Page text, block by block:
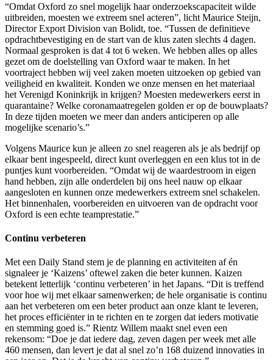
“Omdat Oxford zo snel mogelijk haar onderzoekscapaciteit wilde
uitbreiden, moesten we extreem snel acteren”, licht Maurice Steijn,
Director Export Division van Bolidt, toe. “Tussen de definitieve
opdrachtbevestiging en de start van de klus zaten slechts 4 dagen.
Normaal gesproken is dat 4 tot 6 weken. We hebben alles op alles
gezet om de doelstelling van Oxford waar te maken. In het
voortraject hebben wij veel zaken moeten uitzoeken op gebied van
veiligheid en kwaliteit. Konden we onze mensen en het materiaal
het Verenigd Koninkrijk in krijgen? Moesten medewerkers eerst in
quarantaine? Welke coronamaatregelen golden er op de bouwplaats?
In deze tijden moeten we meer dan anders anticiperen op alle
mogelijke scenario’s.”
Volgens Maurice kun je alleen zo snel reageren als je als bedrijf op
elkaar bent ingespeeld, direct kunt overleggen en een klus tot in de
puntjes kunt voorbereiden. “Omdat wij de waardestroom in eigen
hand hebben, zijn alle onderdelen bij ons heel nauw op elkaar
aangesloten en kunnen onze medewerkers extreem snel schakelen.
Het binnenhalen, voorbereiden en uitvoeren van de opdracht voor
Oxford is een echte teamprestatie.”
Continu verbeteren
Met een Daily Stand stem je de planning en activiteiten af én
signaleer je ‘Kaizens’ oftewel zaken die beter kunnen. Kaizen
betekent letterlijk ‘continu verbeteren’ in het Japans. “Dit is treffend
voor hoe wij met elkaar samenwerken; de hele organisatie is continu
aan het verbeteren om een beter product aan onze klant te leveren,
het proces efficiënter in te richten en te zorgen dat ieders motivatie
en stemming goed is.” Rientz Willem maakt snel even een
rekensom: “Doe je dat iedere dag, zeven dagen per week met alle
460 mensen, dan levert je dat al snel zo’n 168 duizend innovaties in